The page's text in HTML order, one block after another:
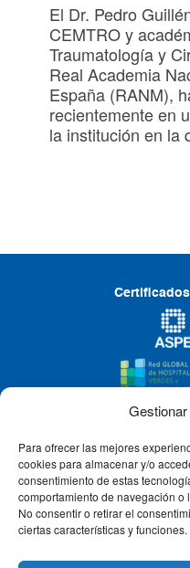
Para ofrecer las mejores
cookies para almacenar y/o
consentimiento de estas
comportamiento de navegación o
No consentir o retirar el
ciertas características y funciones.
El Dr. Pedro
CEMTRO y
Traumatología y
Real Academia
España (RANM),
recientemente en
la institución en la
CLÍNICA CEMTRO
QUIÉNES SOMOS